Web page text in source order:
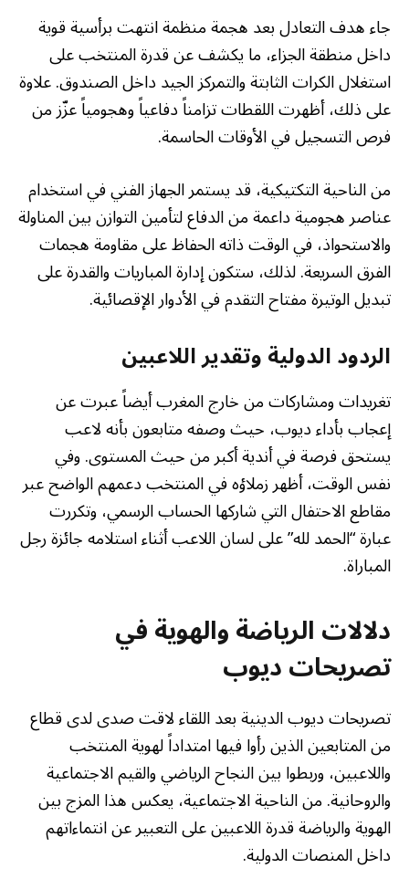
جاء هدف التعادل بعد هجمة منظمة انتهت برأسية قوية
داخل منطقة الجزاء، ما يكشف عن قدرة المنتخب على
استغلال الكرات الثابتة والتمركز الجيد داخل الصندوق. علاوة
على ذلك، أظهرت اللقطات تزامناً دفاعياً وهجومياً عزّز من
فرص التسجيل في الأوقات الحاسمة.
من الناحية التكتيكية، قد يستمر الجهاز الفني في استخدام
عناصر هجومية داعمة من الدفاع لتأمين التوازن بين المناولة
والاستحواذ، في الوقت ذاته الحفاظ على مقاومة هجمات
الفرق السريعة. لذلك، ستكون إدارة المباريات والقدرة على
تبديل الوتيرة مفتاح التقدم في الأدوار الإقصائية.
الردود الدولية وتقدير اللاعبين
تغريدات ومشاركات من خارج المغرب أيضاً عبرت عن
إعجاب بأداء ديوب، حيث وصفه متابعون بأنه لاعب
يستحق فرصة في أندية أكبر من حيث المستوى. وفي
نفس الوقت، أظهر زملاؤه في المنتخب دعمهم الواضح عبر
مقاطع الاحتفال التي شاركها الحساب الرسمي، وتكررت
عبارة “الحمد لله” على لسان اللاعب أثناء استلامه جائزة رجل
المباراة.
دلالات الرياضة والهوية في
تصريحات ديوب
تصريحات ديوب الدينية بعد اللقاء لاقت صدى لدى قطاع
من المتابعين الذين رأوا فيها امتداداً لهوية المنتخب
واللاعبين، وربطوا بين النجاح الرياضي والقيم الاجتماعية
والروحانية. من الناحية الاجتماعية، يعكس هذا المزج بين
الهوية والرياضة قدرة اللاعبين على التعبير عن انتماءاتهم
داخل المنصات الدولية.